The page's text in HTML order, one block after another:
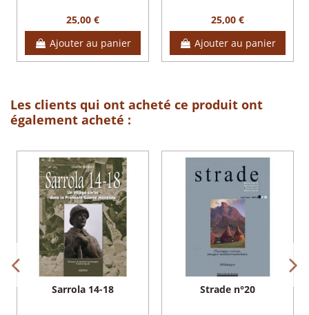
25,00 €
Ajouter au panier
25,00 €
Ajouter au panier
Les clients qui ont acheté ce produit ont
également acheté :
Sarrola 14-18 Strade n°20